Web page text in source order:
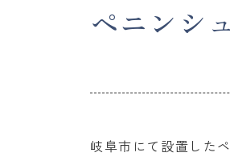
ペニンシ
岐阜市にて設置した